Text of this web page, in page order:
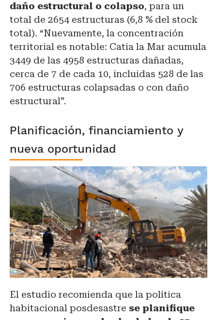
daño estructural o colapso, para un
total de 2654 estructuras (6,8 % del stock
total). “Nuevamente, la concentración
territorial es notable: Catia la Mar acumula
3449 de las 4958 estructuras dañadas,
cerca de 7 de cada 10, incluidas 528 de las
706 estructuras colapsadas o con daño
estructural”.
Planificación, financiamiento y
nueva oportunidad
El estudio recomienda que la política
habitacional posdesastre se planifique